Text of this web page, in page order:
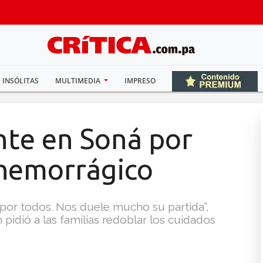
INSÓLITAS MULTIMEDIA IMPRESO
en Soná por
todos. Nos duele mucho su partida”,
a las familias redoblar los cuidados